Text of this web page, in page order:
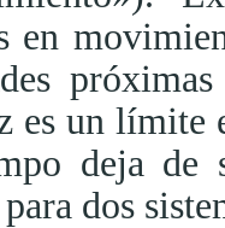
en
es un límite
deja de
dos